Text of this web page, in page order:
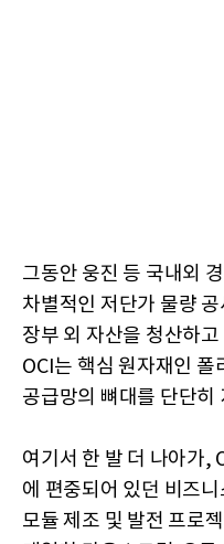
그동안 웅진 등 국내외
차별적인 저단가 물량
장부 외 자산을 청산하
OCI는 핵심 원자재인
공급망의 뼈대를 단단히
여기서 한 발 더 나아가,
에 편중되어 있던 비즈
모듈 제조 및 발전 프로